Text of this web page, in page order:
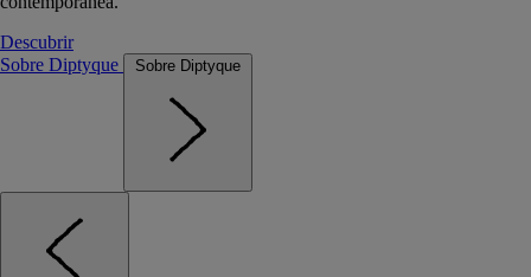
Descubrir
Sobre Diptyque
Sobre Diptyque